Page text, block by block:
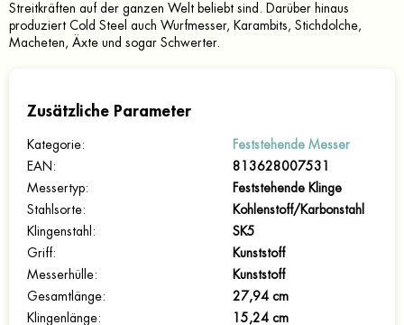
Streitkräften auf der ganzen Welt beliebt sind. Darüber hinaus
produziert Cold Steel auch Wurfmesser, Karambits, Stichdolche,
Macheten, Äxte und sogar Schwerter.
Zusätzliche Parameter
Kategorie:
Feststehende Messer
EAN :
813628007531
Messertyp:
Feststehende Klinge
Stahlsorte:
Kohlenstoff/Karbonstahl
Klingenstahl :
SK5
Griff:
Kunststoff
Messerhülle:
Kunststoff
Gesamtlänge:
27,94 cm
Klingenlänge: 15,24 cm